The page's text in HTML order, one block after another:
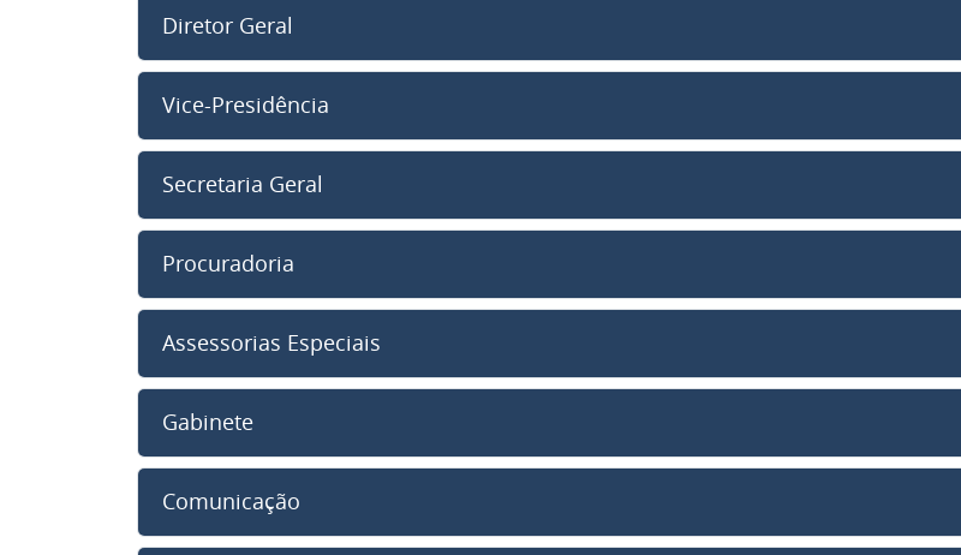
Diretor Geral
Vice-Presidência
Secretaria Geral
Procuradoria
Assessorias Especiais
Gabinete
Comunicação